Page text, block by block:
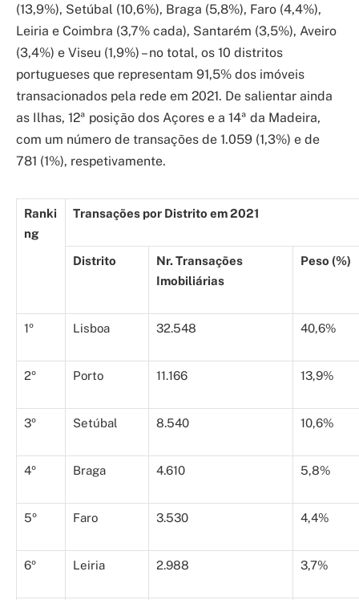
(13,9%), Setúbal (10,6%), Braga (5,8%), Faro (4,4%),
Leiria e Coimbra (3,7% cada), Santarém (3,5%), Aveiro
(3,4%) e Viseu (1,9%) – no total, os 10 distritos
portugueses que representam 91,5% dos imóveis
transacionados pela rede em 2021. De salientar ainda
as Ilhas, 12ª posição dos Açores e a 14ª da Madeira,
com um número de transações de 1.059 (1,3%) e de
781 (1%), respetivamente.
Ranki
ng
Transações por Distrito em 2021
Distrito
Nr. Transações
Imobiliárias
Peso (%)
1º Lisboa 32.548 40,6%
2º Porto 11.166 13,9%
3º Setúbal 8.540 10,6%
4º Braga 4.610 5,8%
5º Faro 3.530 4,4%
6º Leiria 2.988 3,7%